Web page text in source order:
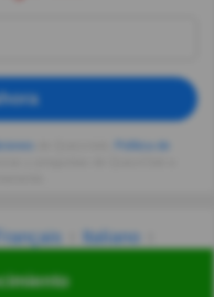
Français
Italiano
국어 汉语